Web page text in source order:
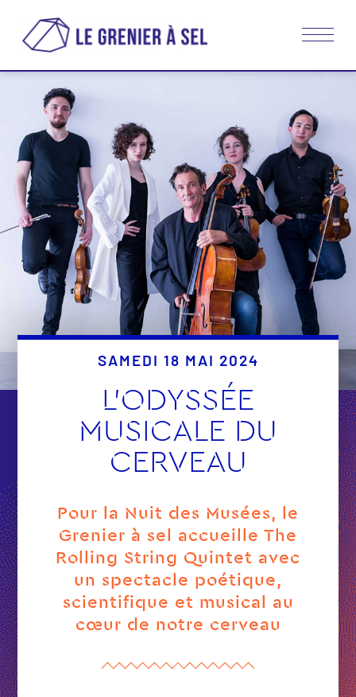
SAMEDI 18 MAI 2024
L’ODYSSÉE
MUSICALE DU
CERVEAU
Pour la Nuit des Musées, le
Grenier à sel accueille The
Rolling String Quintet avec
un spectacle poétique,
scientifique et musical au
cœur de notre cerveau